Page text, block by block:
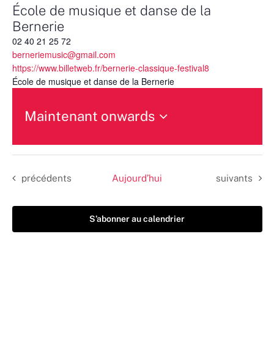
École de musique et danse de la
Bernerie
02 40 21 25 72
berneriemusic@gmail.com
https://www.billetweb.fr/bernerie-classique-festival8
École de musique et danse de la Bernerie
Maintenant onwards
une
date.
Évènements
précédents Aujourd’hui Évènements
suivants
S’abonner au calendrier